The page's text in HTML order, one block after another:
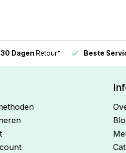
30 Dagen Retour* Beste